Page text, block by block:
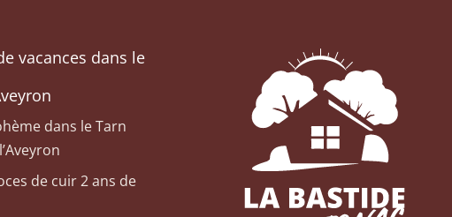
vacances dans le
dans le Tarn
de cuir 2 ans de